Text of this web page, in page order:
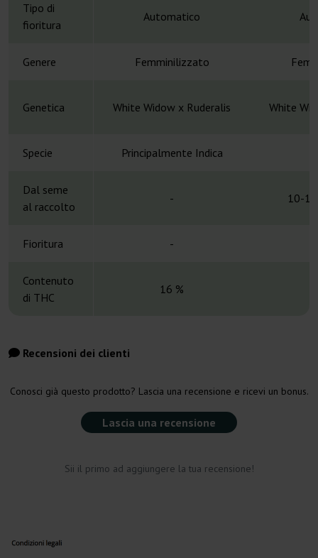
Tipo di
fioritura
Automatico
Genere Femminilizzato
Genetica White Widow x Ruderalis White
Specie Principalmente Indica
Dal seme
al raccolto
- 10-
Fioritura -
Contenuto
di THC
16 %
Recensioni dei clienti
Conosci già questo prodotto? Lascia una recensione e ricevi un bonus.
Lascia una recensione
Sii il primo ad aggiungere la tua recensione!